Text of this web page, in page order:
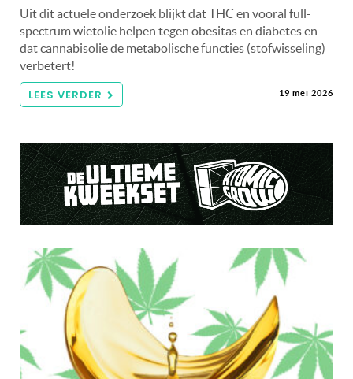
Uit dit actuele onderzoek blijkt dat THC en vooral full-
spectrum wietolie helpen tegen obesitas en diabetes en
dat cannabisolie de metabolische functies (stofwisseling)
verbetert!
LEES VERDER 19 mei 2026